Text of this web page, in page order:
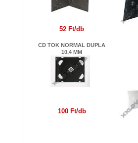
52 Ft/db
CD TOK NORMAL DUPLA
10,4 MM
100 Ft/db